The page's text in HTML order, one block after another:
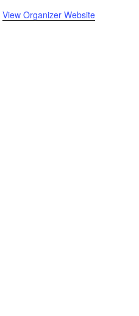
View Organizer Website